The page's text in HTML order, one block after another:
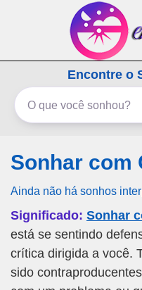
emSonho.com
Os sonhosEncontre o
Sonhar com
Ainda não há sonhos
Significado: Sonhar
está se sentindo
crítica dirigida a você.
sido